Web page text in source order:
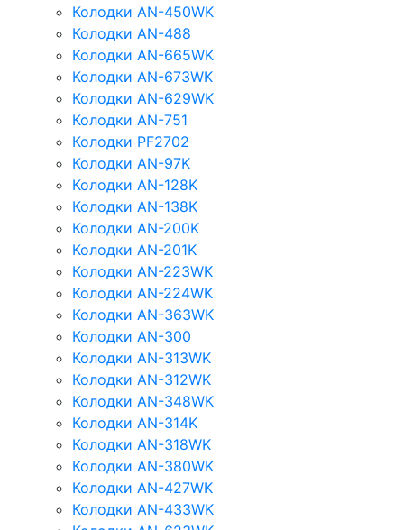
Колодки AN-450WK
Колодки AN-488
Колодки AN-665WK
Колодки AN-673WK
Колодки AN-629WK
Колодки AN-751
Колодки PF2702
Колодки AN-97K
Колодки AN-128K
Колодки AN-138K
Колодки AN-200K
Колодки AN-201K
Колодки AN-223WK
Колодки AN-224WK
Колодки AN-363WK
Колодки AN-300
Колодки AN-313WK
Колодки AN-312WK
Колодки AN-348WK
Колодки AN-314K
Колодки AN-318WK
Колодки AN-380WK
Колодки AN-427WK
Колодки AN-433WK